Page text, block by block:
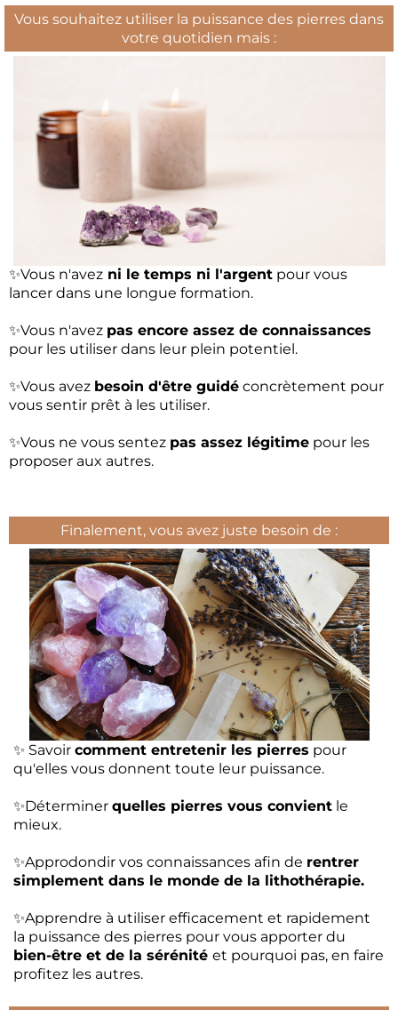
Vous souhaitez utiliser la puissance des pierres dans
votre quotidien mais :
✨Vous n'avez ni le temps ni l'argent pour vous
lancer dans une longue formation.
✨Vous n'avez pas encore assez de connaissances
pour les utiliser dans leur plein potentiel.
✨Vous avez besoin d'être guidé concrètement pour
vous sentir prêt à les utiliser.
✨Vous ne vous sentez pas assez légitime pour les
proposer aux autres.
Finalement, vous avez juste besoin de :
✨ Savoir comment entretenir les pierres pour
qu'elles vous donnent toute leur puissance.
✨Déterminer quelles pierres vous convient le
mieux.
✨Approdondir vos connaissances afin de rentrer
simplement dans le monde de la lithothérapie.
✨Apprendre à utiliser efficacement et rapidement
la puissance des pierres pour vous apporter du
bien-être et de la sérénité et pourquoi pas, en faire
profitez les autres.